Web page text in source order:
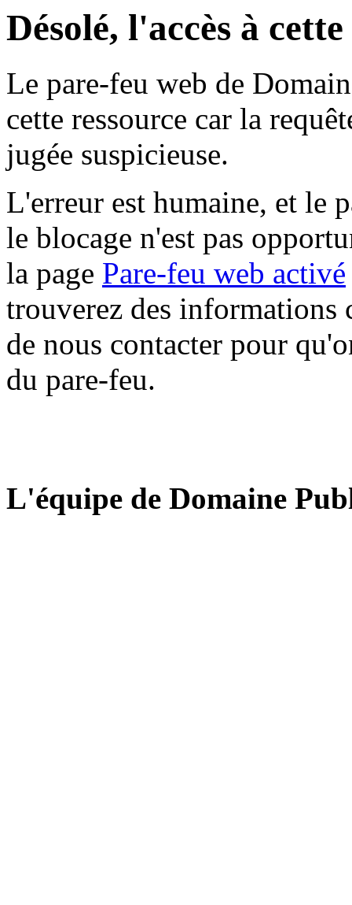
Désolé, l'accès à
Le pare-feu web de
cette ressource car la
jugée suspicieuse.
L'erreur est humaine, et le
le blocage n'est pas
la page Pare-feu web activé
trouverez des informations
de nous contacter pour
du pare-feu.
L'équipe de Domaine